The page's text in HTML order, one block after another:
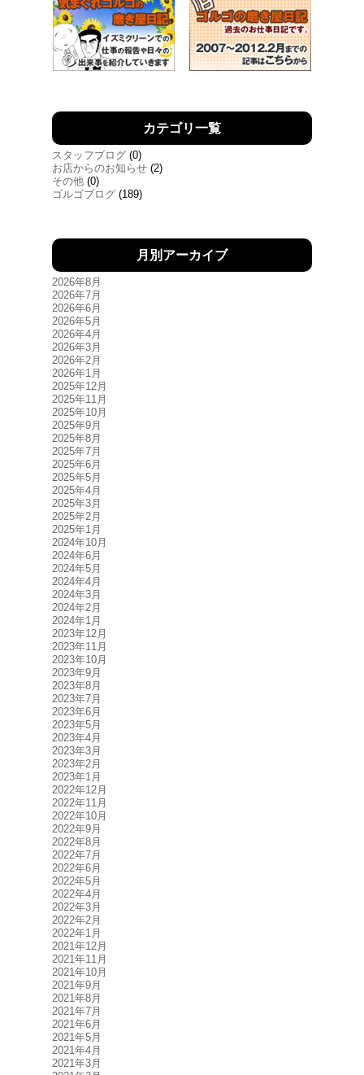
カテゴリ一覧
スタッフブログ (0)
お店からのお知らせ (2)
その他 (0)
ゴルゴブログ (189)
月別アーカイブ
2026年8月
2026年7月
2026年6月
2026年5月
2026年4月
2026年3月
2026年2月
2026年1月
2025年12月
2025年11月
2025年10月
2025年9月
2025年8月
2025年7月
2025年6月
2025年5月
2025年4月
2025年3月
2025年2月
2025年1月
2024年10月
2024年6月
2024年5月
2024年4月
2024年3月
2024年2月
2024年1月
2023年12月
2023年11月
2023年10月
2023年9月
2023年8月
2023年7月
2023年6月
2023年5月
2023年4月
2023年3月
2023年2月
2023年1月
2022年12月
2022年11月
2022年10月
2022年9月
2022年8月
2022年7月
2022年6月
2022年5月
2022年4月
2022年3月
2022年2月
2022年1月
2021年12月
2021年11月
2021年10月
2021年9月
2021年8月
2021年7月
2021年6月
2021年5月
2021年4月
2021年3月